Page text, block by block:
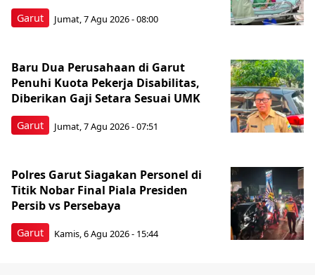
Garut Jumat, 7 Agu 2026 - 08:00
Garut
Baru Dua Perusahaan di Garut
Penuhi Kuota Pekerja Disabilitas,
Diberikan Gaji Setara Sesuai UMK
Jumat, 7 Agu 2026 - 07:51
Garut
Polres Garut Siagakan Personel di
Titik Nobar Final Piala Presiden
Persib vs Persebaya
Kamis, 6 Agu 2026 - 15:44